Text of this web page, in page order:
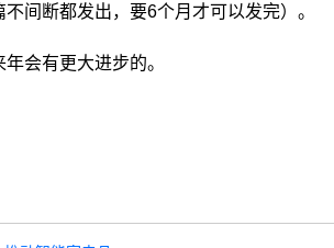
间断都发出，要6个月才可以发完）。
会有更大进步的。